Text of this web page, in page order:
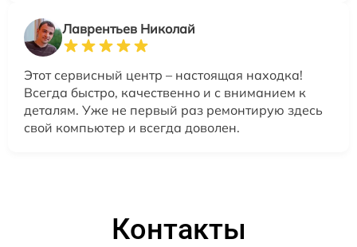
Лаврентьев Николай
Этот сервисный центр – настоящая находка!
Всегда быстро, качественно и с вниманием к
деталям. Уже не первый раз ремонтирую здесь
свой компьютер и всегда доволен.
Контакты